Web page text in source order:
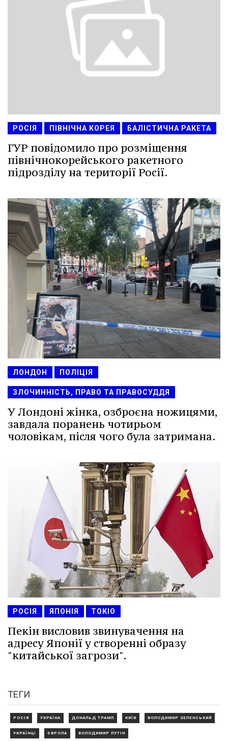
РОСІЯ ПІВНІЧНА КОРЕЯ БАЛІСТИЧНА РАКЕТА
ГУР повідомило про розміщення
північнокорейського ракетного
підрозділу на території Росії.
ЛОНДОН ПОЛІЦІЯ
ЗЛОЧИННІСТЬ, ПРАВО ТА ПРАВОСУДДЯ
У Лондоні жінка, озброєна ножицями,
завдала поранень чотирьом
чоловікам, після чого була затримана.
РОСІЯ ЯПОНІЯ ТОКІО
Пекін висловив звинувачення на
адресу Японії у створенні образу
"китайської загрози".
ТЕГИ
РОСІЯ УКРАЇНА ДОНАЛЬД ТРАМП КИЇВ ВОЛОДИМИР ЗЕЛЕНСЬКИЙ
УКРАЇНЦІ ЄВРОПА ВОЛОДИМИР ПУТІН